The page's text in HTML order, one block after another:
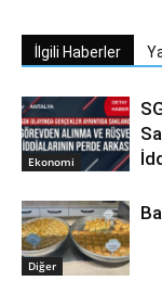
İlgili Haberler
Ekonomi
Diğer